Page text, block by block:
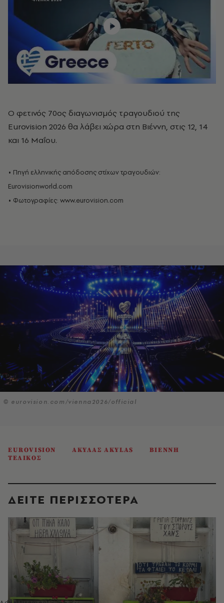
Ο φετινός 70ος διαγωνισμός τραγουδιού της
Eurovision 2026 θα λάβει χώρα στη Βιέννη, στις 12, 14
και 16 Μαΐου.
• Πηγή ελληνικής απόδοσης στίχων τραγουδιών:
Eurovisionworld.com
• Φωτογραφίες: www.eurovision.com
© eurovision.com/vienna2026/official
EUROVISION ΑΚΥΛΑΣ AKYLAS
ΒΙΕΝΝΗ
ΤΕΛΙΚΟΣ
ΔΕΙΤΕ ΠΕΡΙΣΣΟΤΕΡΑ